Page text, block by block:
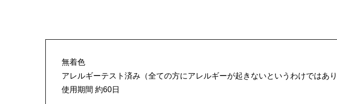
無着色
アレルギーテスト済み（全ての方にアレルギーが起きないというわけではあり
使用期間 約60日